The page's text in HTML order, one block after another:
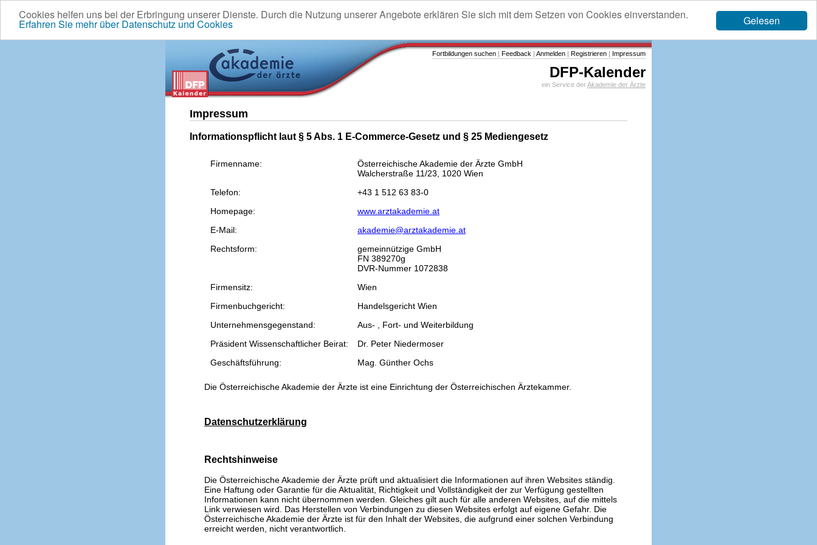
Gelesen
Cookies helfen uns bei der Erbringung unserer Dienste. Durch die Nutzung unserer Angebote erklären Sie sich mit dem Setzen von Cookies einverstanden.
Erfahren Sie mehr über Datenschutz und Cookies
Fortbildungen suchen | Feedback | Anmelden | Registrieren | Impressum
DFP-Kalender
ein Service derAkademie der Ärzte
Impressum
Informationspflicht laut § 5 Abs. 1 E-Commerce-Gesetz und § 25 Mediengesetz
Firmenname:
Österreichische Akademie der Ärzte GmbH
Walcherstraße 11/23, 1020 Wien
Telefon:
+43 1 512 63 83-0
Homepage:
www.arztakademie.at
E-Mail:
akademie@arztakademie.at
Rechtsform:
gemeinnützige GmbH
FN 389270g
DVR-Nummer 1072838
Firmensitz:
Wien
Firmenbuchgericht:
Handelsgericht Wien
Unternehmensgegenstand:
Aus- , Fort- und Weiterbildung
Präsident Wissenschaftlicher Beirat:
Dr. Peter Niedermoser
Geschäftsführung:
Mag. Günther Ochs
Die Österreichische Akademie der Ärzte ist eine Einrichtung der Österreichischen Ärztekammer.
Datenschutzerklärung
Rechtshinweise
Die Österreichische Akademie der Ärzte prüft und aktualisiert die Informationen auf ihren Websites ständig.
Eine Haftung oder Garantie für die Aktualität, Richtigkeit und Vollständigkeit der zur Verfügung gestellten
Informationen kann nicht übernommen werden. Gleiches gilt auch für alle anderen Websites, auf die mittels
Link verwiesen wird. Das Herstellen von Verbindungen zu diesen Websites erfolgt auf eigene Gefahr. Die
Österreichische Akademie der Ärzte ist für den Inhalt der Websites, die aufgrund einer solchen Verbindung
erreicht werden, nicht verantwortlich.